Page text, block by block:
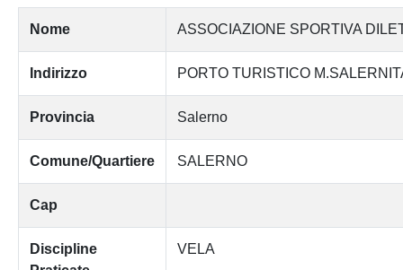
Nome ASSOCIAZIONE SPORTIVA
Indirizzo PORTO TURISTICO
Provincia Salerno
Comune/Quartiere SALERNO
Cap
Discipline
VELA